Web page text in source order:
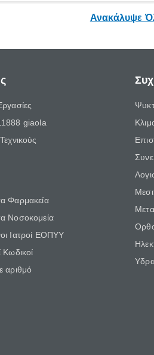
Ανακάλυψε
giaola
Φαρμακεία
Νοσοκομεία
Ιατροί ΕΟΠΥΥ
Κωδικοί
αριθμό